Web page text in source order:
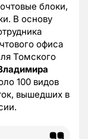
блоки,
В основу
офиса
Томского
100 видов
вышедших в